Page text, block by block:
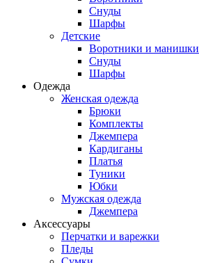
Снуды
Шарфы
Детские
Воротники и манишки
Снуды
Шарфы
Одежда
Женская одежда
Брюки
Комплекты
Джемпера
Кардиганы
Платья
Туники
Юбки
Мужская одежда
Джемпера
Аксессуары
Перчатки и варежки
Пледы